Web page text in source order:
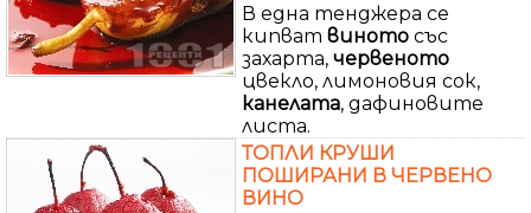
В една тенджера се
кипват виното със
захарта, червеното
цвекло, лимоновия сок,
канелата, дафиновите
листа.
ТОПЛИ КРУШИ
ПОШИРАНИ В ЧЕРВЕНО
ВИНО